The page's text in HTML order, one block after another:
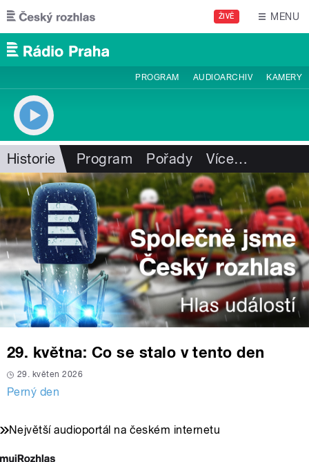
Přejít k hlavnímu obsahu
ŽIVĚ MENU
PROGRAM AUDIOARCHIV KAMERY
Historie Program Pořady Více…
29. května: Co se stalo v tento den
29. květen 2026
Perný den
Největší audioportál na českém internetu